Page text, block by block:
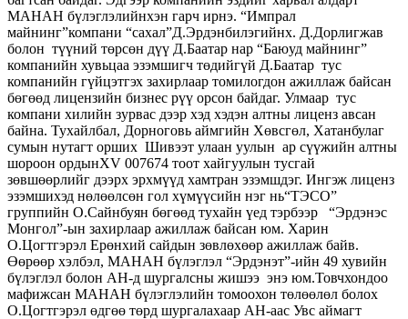
МАНАН бүлэглэлийнхэн гарч ирнэ. “Импрал
майнинг”компани “сахал”Д.Эрдэнбилэгийнх. Д.Дорлигжав
болон түүний төрсөн дүү Д.Баатар нар “Баюуд майнинг”
компанийн хувьцаа эзэмшигч төдийгүй Д.Баатар тус
компанийн гүйцэтгэх захирлаар томилогдон ажиллаж байсан
бөгөөд лицензийн бизнес рүү орсон байдаг. Улмаар тус
компани хилийн зурвас дээр хэд хэдэн алтны лиценз авсан
байна. Тухайлбал, Дорноговь аймгийн Хөвсгөл, Хатанбулаг
сумын нутагт орших Шивээт улаан уулын ар сүүжийн алтны
шороон ордынXV 007674 тоот хайгуулын тусгай
зөвшөөрлийг дээрх эрхмүүд хамтран эзэмшдэг. Ингэж лиценз
эзэмшихэд нөлөөлсөн гол хүмүүсийн нэг нь“ТЭСО”
группийн О.Сайнбуян бөгөөд тухайн үед тэрбээр “Эрдэнэс
Монгол”-ын захирлаар ажиллаж байсан юм. Харин
О.Цогтгэрэл Ерөнхий сайдын зөвлөхөөр ажиллаж байв.
Өөрөөр хэлбэл, МАНАН бүлэглэл “Эрдэнэт”-ийн 49 хувийн
бүлэглэл болон АН-д шургалсны жишээ энэ юм.Товчхондоо
мафижсан МАНАН бүлэглэлийн томоохон төлөөлөл болох
О.Цогтгэрэл өдгөө төрд шургалахаар АН-аас Увс аймагт